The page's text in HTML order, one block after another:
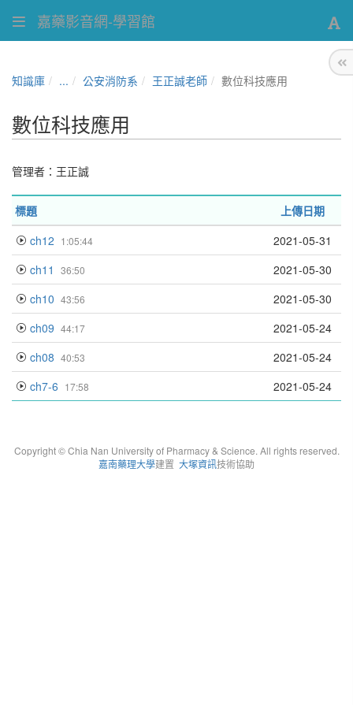
嘉藥影音網-學習館
知識庫 ... 公安消防系 王正誠老師 數位科技應用
數位科技應用
管理者： 王正誠
標題 上傳日期
1:05:44
ch12 2021-05-31
36:50
ch11 2021-05-30
43:56
ch10 2021-05-30
44:17
ch09 2021-05-24
40:53
ch08 2021-05-24
17:58
ch7-6 2021-05-24
Copyright © Chia Nan University of Pharmacy & Science. All rights reserved.
嘉南藥理大學建置 大塚資訊技術協助